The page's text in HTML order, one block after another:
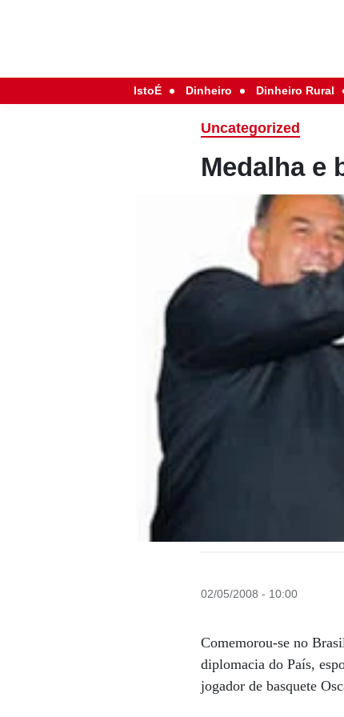
IstoÉ Dinheiro Dinheiro Rural
Uncategorized
Medalha e
02/05/2008 - 10:00
Comemorou-se no
diplomacia do País,
jogador de basquete